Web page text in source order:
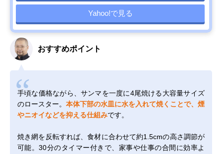
Yahoo!で見る
おすすめポイント
手頃な価格ながら、サンマを一度に4尾焼ける大容量サイズ
のロースター。 本体下部の水皿に水を入れて焼くことで、煙
やニオイなどを抑える仕組みです。
焼き網を反転すれば、食材に合わせて約1.5cmの高さ調節が
可能。30分のタイマー付きで、家事や仕事の合間に効率よ